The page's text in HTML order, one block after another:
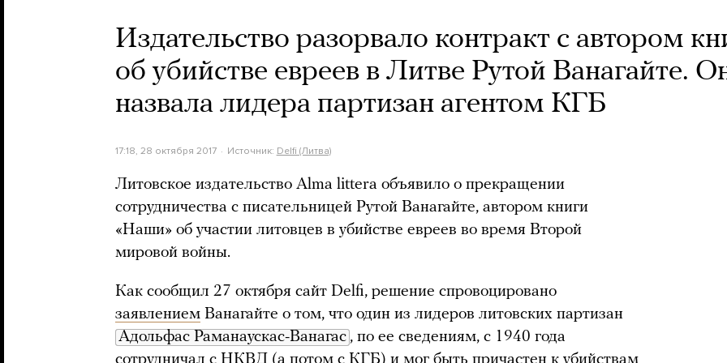
Издательство разорвало контракт с автором
об убийстве евреев в Литве Рутой Ванагайте.
назвала лидера партизан агентом КГБ
17:18, 28 октября 2017 Источник: Delfi (Литва)
Литовское издательство Alma littera объявило о прекращении
сотрудничества с писательницей Рутой Ванагайте, автором книги
«Наши» об участии литовцев в убийстве евреев во время Второй
мировой войны.
Как сообщил 27 октября сайт Delfi, решение спровоцировано
заявлением Ванагайте о том, что один из лидеров литовских партизан
Адольфас Раманаускас-Ванагас , по ее сведениям, с 1940 года
сотрудничал с НКВД (а потом с КГБ) и мог быть причастен к убийствам